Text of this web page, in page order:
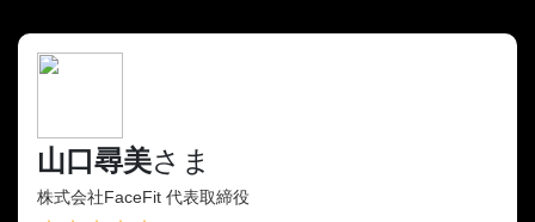
山口尋美さま
株式会社FaceFit 代表取締役